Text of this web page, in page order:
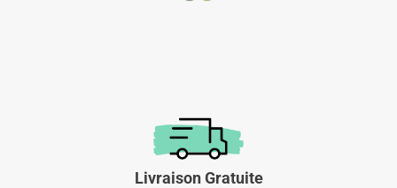
Livraison Gratuite